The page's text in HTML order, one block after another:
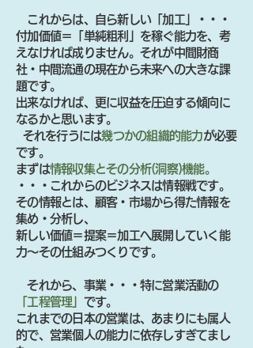
これからは、自ら新しい「加工」・・・
付加価値＝「単純粗利」を稼ぐ能力を、考
えなければ成りません。それが中間財商
社・中間流通の現在から未来への大きな課
題です。
出来なければ、更に収益を圧迫する傾向に
なるかと思います。
それを行うには幾つかの組織的能力が必要
です。
まずは情報収集とその分析(洞察)機能。
・・・これからのビジネスは情報戦です。
その情報とは、顧客・市場から得た情報を
集め・分析し、
新しい価値＝提案＝加工へ展開していく能
力～その仕組みつくりです。
それから、事業・・・特に営業活動の
「工程管理」 です。
これまでの日本の営業は、あまりにも属人
的で、営業個人の能力に依存しすぎてまし